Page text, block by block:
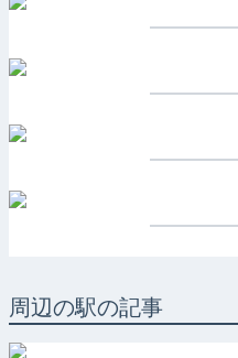
周辺の駅の記事